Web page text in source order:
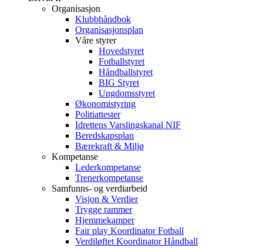
Organisasjon
Klubbhåndbok
Organisasjonsplan
Våre styrer
Hovedstyret
Fotballstyret
Håndballstyret
BIG Styret
Ungdomsstyret
Økonomistyring
Politiattester
Idrettens Varslingskanal NIF
Beredskapsplan
Bærekraft & Miljø
Kompetanse
Lederkompetanse
Trenerkompetanse
Samfunns- og verdiarbeid
Visjon & Verdier
Trygge rammer
Hjemmekamper
Fair play Koordinator Fotball
Verdiløftet Koordinator Håndball